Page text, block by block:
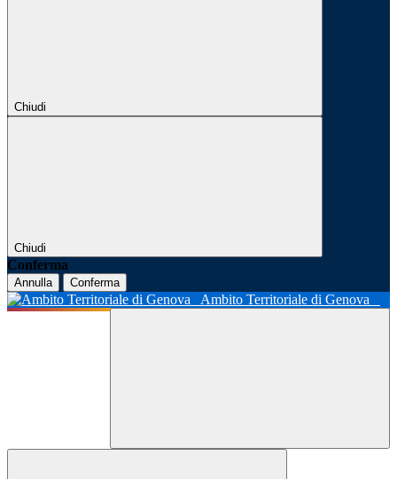
Chiudi
Chiudi
Conferma
Annulla Conferma
Ambito Territoriale di Genova